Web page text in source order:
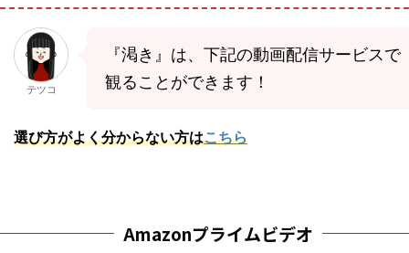
テツコ
『渇き』は、下記の動画配信サービスで
観ることができます！
選び方がよく分からない方はこちら
Amazonプライムビデオ